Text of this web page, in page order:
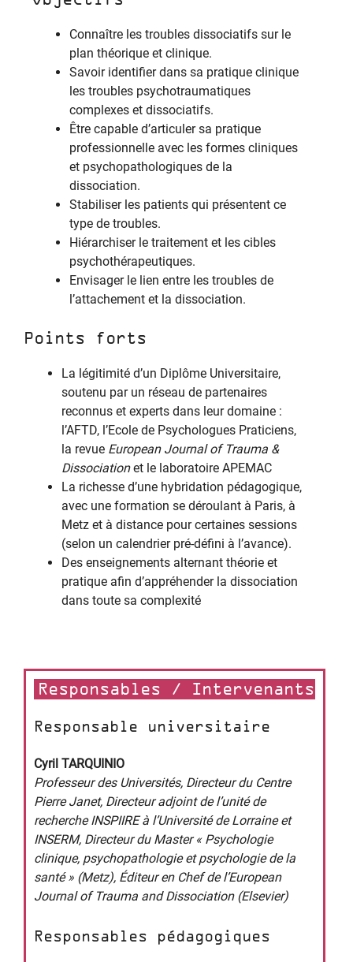
Connaître les troubles dissociatifs sur le
plan théorique et clinique.
Savoir identifier dans sa pratique clinique
les troubles psychotraumatiques
complexes et dissociatifs.
Être capable d’articuler sa pratique
professionnelle avec les formes cliniques
et psychopathologiques de la
dissociation.
Stabiliser les patients qui présentent ce
type de troubles.
Hiérarchiser le traitement et les cibles
psychothérapeutiques.
Envisager le lien entre les troubles de
l’attachement et la dissociation.
Points forts
La légitimité d’un Diplôme Universitaire,
soutenu par un réseau de partenaires
reconnus et experts dans leur domaine :
l’AFTD, l’Ecole de Psychologues Praticiens,
la revue European Journal of Trauma &
Dissociationet le laboratoire APEMAC
La richesse d’une hybridation pédagogique,
avec une formation se déroulant à Paris, à
Metz et à distance pour certaines sessions
(selon un calendrier pré-défini à l’avance).
Des enseignements alternant théorie et
pratique afin d’appréhender la dissociation
dans toute sa complexité
Responsables / Intervenants
Responsable universitaire
Cyril TARQUINIO
Professeur des Universités, Directeur du Centre
Pierre Janet, Directeur adjoint de l’unité de
recherche INSPIIRE à l’Université de Lorraine et
INSERM, Directeur du Master « Psychologie
clinique, psychopathologie et psychologie de la
santé » (Metz), Éditeur en Chef de l’European
Journal of Trauma and Dissociation (Elsevier)
Responsables pédagogiques